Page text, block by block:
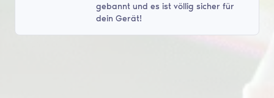
gebannt und es ist völlig sicher für
dein Gerät!